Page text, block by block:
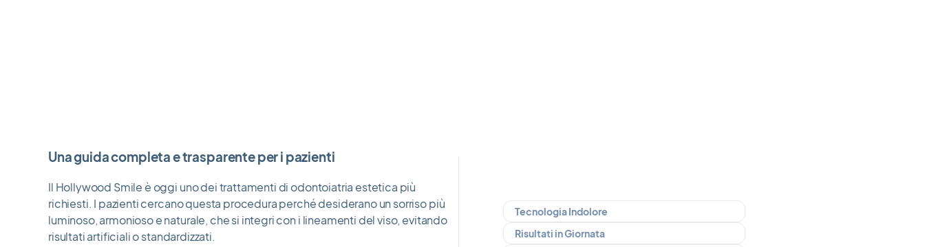
Una guida completa e trasparente per i pazienti
Il Hollywood Smile è oggi uno dei trattamenti di odontoiatria estetica più
richiesti. I pazienti cercano questa procedura perché desiderano un sorriso più
luminoso, armonioso e naturale, che si integri con i lineamenti del viso, evitando
risultati artificiali o standardizzati.
Tecnologia Indolore
Risultati in Giornata